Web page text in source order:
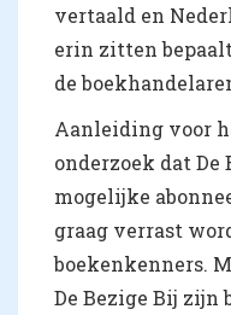
vertaald en
erin zitten
de
Aanleiding voor
onderzoek dat De
mogelijke
graag verrast
boekenkenners.
De Bezige Bij zijn